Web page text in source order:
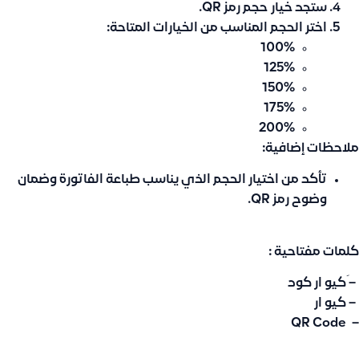
ستجد خيار حجم رمز QR
.
اختر الحجم المناسب من الخيارات المتاحة:
100%
125%
150%
175%
200%
ملاحظات إضافية:
تأكد من اختيار الحجم الذي يناسب طباعة الفاتورة وضمان
وضوح رمز QR.
كلمات مفتاحية :
– َكيو ار كود
– كيو ار
– QR Code